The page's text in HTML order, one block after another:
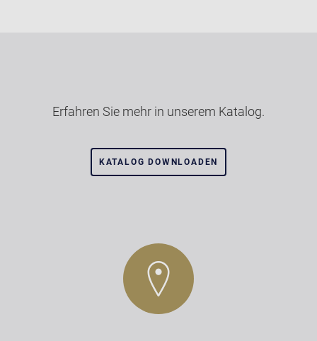
Erfahren Sie mehr in unserem Katalog.
KATALOG DOWNLOADEN